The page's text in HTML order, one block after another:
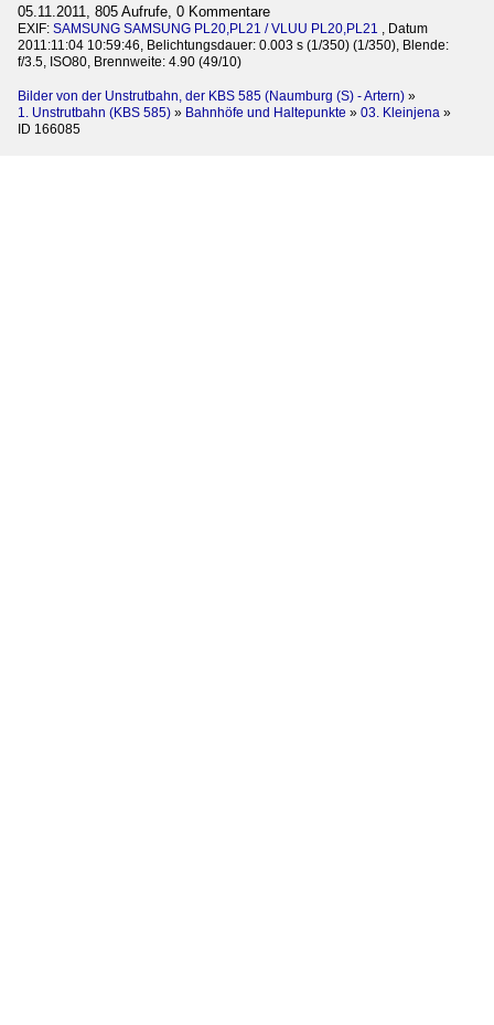
05.11.2011, 805 Aufrufe, 0 Kommentare
EXIF: SAMSUNG SAMSUNG PL20,PL21 / VLUU PL20,PL21 , Datum
2011:11:04 10:59:46, Belichtungsdauer: 0.003 s (1/350) (1/350), Blende:
f/3.5, ISO80, Brennweite: 4.90 (49/10)
Bilder von der Unstrutbahn, der KBS 585 (Naumburg (S) - Artern) »
1. Unstrutbahn (KBS 585) » Bahnhöfe und Haltepunkte » 03. Kleinjena »
ID 166085